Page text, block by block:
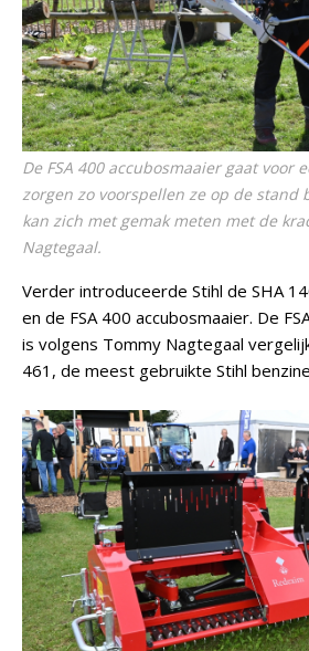
De FSA 400 accubosmaaier gaat voor
zorgen zo voorspellen ze op de stand
kan zich met gemak meten met de
Nagtegaal.
Verder introduceerde Stihl de SHA
en de FSA 400 accubosmaaier. De
is volgens Tommy Nagtegaal
461, de meest gebruikte Stihl